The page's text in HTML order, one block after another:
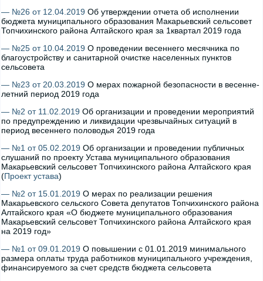
— №26 от 12.04.2019 Об утверждении отчета об исполнении
бюджета муниципального образования Макарьевский сельсовет
Топчихинского района Алтайского края за 1квартал 2019 года
— №25 от 10.04.2019 О проведении весеннего месячника по
благоустройству и санитарной очистке населенных пунктов
сельсовета
— №23 от 20.03.2019 О мерах пожарной безопасности в весенне-
летний период 2019 года
— №2 от 11.02.2019 Об организации и проведении мероприятий
по предупреждению и ликвидации чрезвычайных ситуаций в
период весеннего половодья 2019 года
— №1 от 05.02.2019 Об организации и проведении публичных
слушаний по проекту Устава муниципального образования
Макарьевский сельсовет Топчихинского района Алтайского края
(Проект устава)
— №2 от 15.01.2019 О мерах по реализации решения
Макарьевского сельского Совета депутатов Топчихинского района
Алтайского края «О бюджете муниципального образования
Макарьевский сельсовет Топчихинского района Алтайского края
на 2019 год»
— №1 от 09.01.2019 О повышении с 01.01.2019 минимального
размера оплаты труда работников муниципального учреждения,
финансируемого за счет средств бюджета сельсовета